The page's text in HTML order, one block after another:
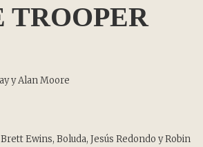
TROOPER
y Alan Moore
Ewins, Boluda, Jesús Redondo y Robin